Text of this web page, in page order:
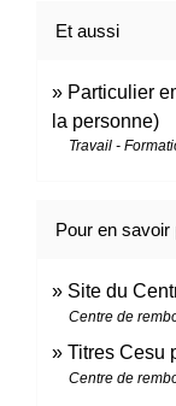
Et aussi
Particulier
la personne)
Travail -
Pour en savoir
Site du
Centre de
Titres Cesu
Centre de